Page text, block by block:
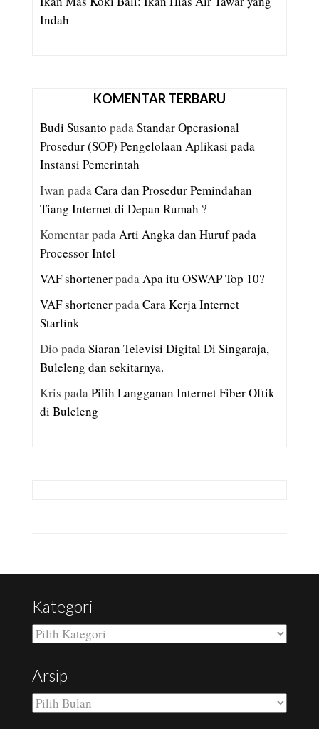
Indah
KOMENTAR TERBARU
Budi Susanto padaStandar Operasional
Prosedur (SOP) Pengelolaan Aplikasi pada
Instansi Pemerintah
Iwan padaCara dan Prosedur Pemindahan
Tiang Internet di Depan Rumah ?
KomentarpadaArti Angka dan Huruf pada
Processor Intel
VAF shortenerpadaApa itu OSWAP Top 10?
VAF shortenerpadaCara Kerja Internet
Starlink
Dio padaSiaran Televisi Digital Di Singaraja,
Buleleng dan sekitarnya.
Kris padaPilih Langganan Internet Fiber Oftik
di Buleleng
Kategori
Kategori
Arsip
Arsip